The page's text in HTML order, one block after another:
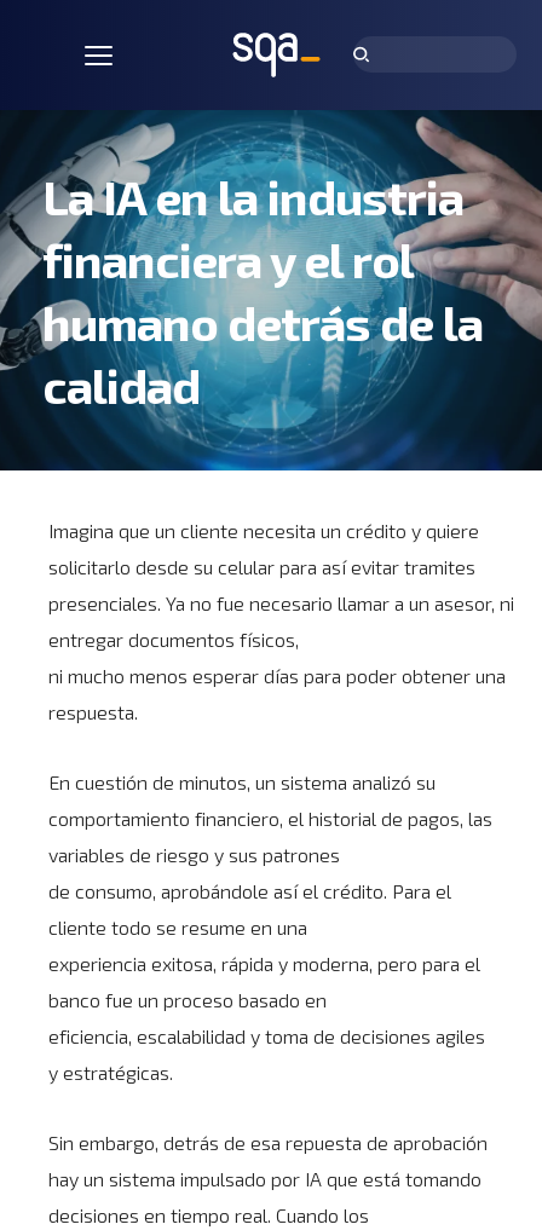
La IA en la industria
financiera y el rol
humano detrás de la
calidad
Imagina que un cliente necesita un crédito y quiere
solicitarlo desde su celular para así evitar tramites
presenciales. Ya no fue necesario llamar a un asesor, ni
entregar documentos físicos,
ni mucho menos esperar días para poder obtener una
respuesta.
En cuestión de minutos, un sistema analizó su
comportamiento financiero, el historial de pagos, las
variables de riesgo y sus patrones
de consumo, aprobándole así el crédito. Para el
cliente todo se resume en una
experiencia exitosa, rápida y moderna, pero para el
banco fue un proceso basado en
eficiencia, escalabilidad y toma de decisiones agiles
y estratégicas.
Sin embargo, detrás de esa repuesta de aprobación
hay un sistema impulsado por IA que está tomando
decisiones en tiempo real. Cuando los